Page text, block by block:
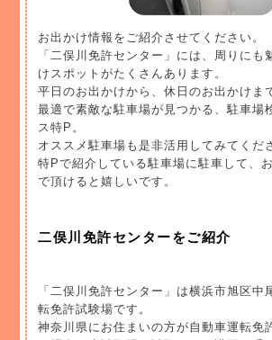
お出かけ情報をご紹介させてください。
「二俣川免許センター」には、周りにも
けスポットがたくさんあります。
平日のお出かけから、休日のお出かけま
最適で素敵な駐車場が見つかる、駐車場
ス特P。
オススメ駐車場も是非活用してみてくだ
特Pで紹介している駐車場に駐車して、
で頂けると嬉しいです。
二俣川免許センターをご紹介
「二俣川免許センター」は横浜市旭区中
転免許試験場です。
神奈川県にお住まいの方が自動車運転免